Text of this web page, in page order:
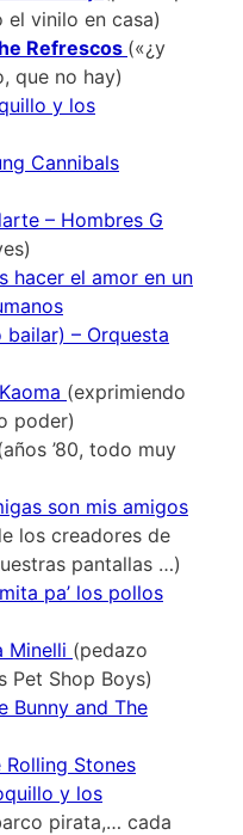
vinilo en casa)
Refrescos («¿y
que no hay)
y los
Cannibals
– Hombres G
hacer el amor en un
– Orquesta
(exprimiendo
poder)
’80, todo muy
son mis amigos
los creadores de
pantallas …)
pa’ los pollos
Minelli (pedazo
Pet Shop Boys)
Bunny and The
Stones
y los
pirata,… cada